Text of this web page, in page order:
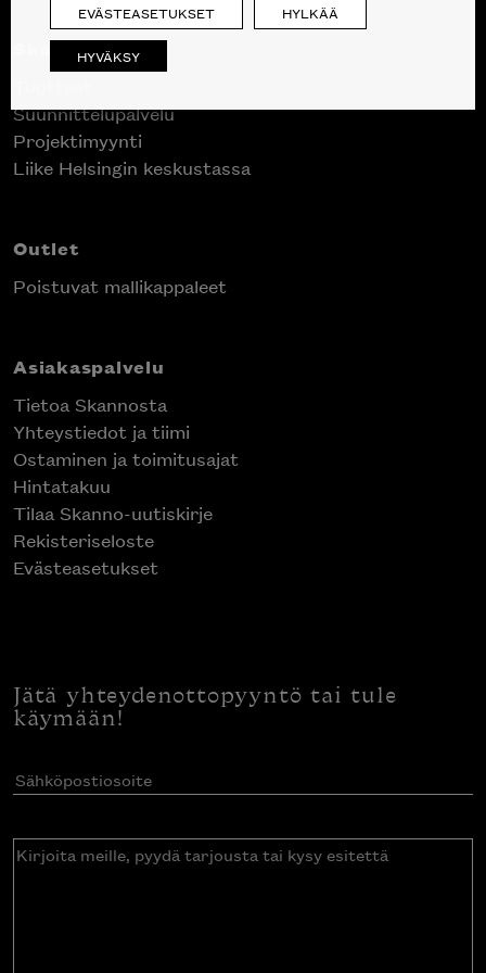
Skanno
Suunnittelupalvelu
Projektimyynti
Liike Helsingin keskustassa
Outlet
Poistuvat mallikappaleet
Asiakaspalvelu
Tietoa Skannosta
Yhteystiedot ja tiimi
Ostaminen ja toimitusajat
Hintatakuu
Tilaa Skanno-uutiskirje
Rekisteriseloste
Evästeasetukset
Jätä yhteydenottopyyntö tai tule
käymään!
Sähköpostiosoite(Pakollinen)
Kirjoita
EVÄSTEASETUKSET HYLKÄÄ
HYVÄKSY